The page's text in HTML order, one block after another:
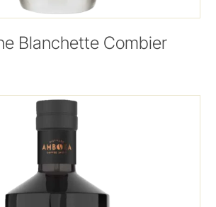
Blanchette Combier